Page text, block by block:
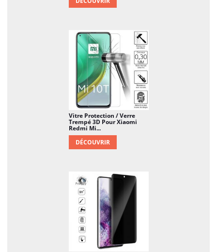
Vitre Protection / Verre
Trempé 3D Pour Xiaomi
Redmi Mi...
DÉCOUVRIR